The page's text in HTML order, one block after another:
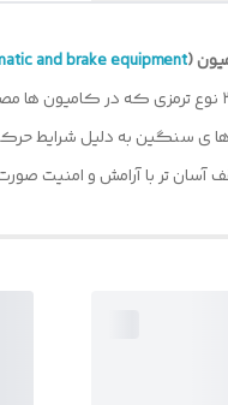
(
and brake equipment
ی سنگین به دلیل شرایط حرکتی
آسان تر با آرامش و امنیت